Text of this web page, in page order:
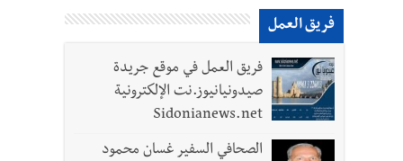
فريق العمل
فريق العمل في موقع جريدة
صيدونيانيوز.نت الإلكترونية
Sidonianews.net
الصحافي السفير غسان محمود